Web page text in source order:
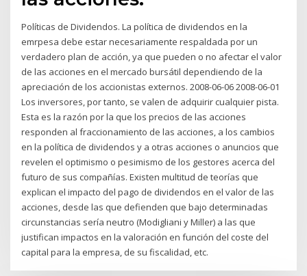
Políticas de Dividendos. La política de dividendos en la
emrpesa debe estar necesariamente respaldada por un
verdadero plan de acción, ya que pueden o no afectar el valor
de las acciones en el mercado bursátil dependiendo de la
apreciación de los accionistas externos. 2008-06-06 2008-06-01
Los inversores, por tanto, se valen de adquirir cualquier pista.
Esta es la razón por la que los precios de las acciones
responden al fraccionamiento de las acciones, a los cambios
en la política de dividendos y a otras acciones o anuncios que
revelen el optimismo o pesimismo de los gestores acerca del
futuro de sus compañías. Existen multitud de teorías que
explican el impacto del pago de dividendos en el valor de las
acciones, desde las que defienden que bajo determinadas
circunstancias sería neutro (Modigliani y Miller) a las que
justifican impactos en la valoración en función del coste del
capital para la empresa, de su fiscalidad, etc.